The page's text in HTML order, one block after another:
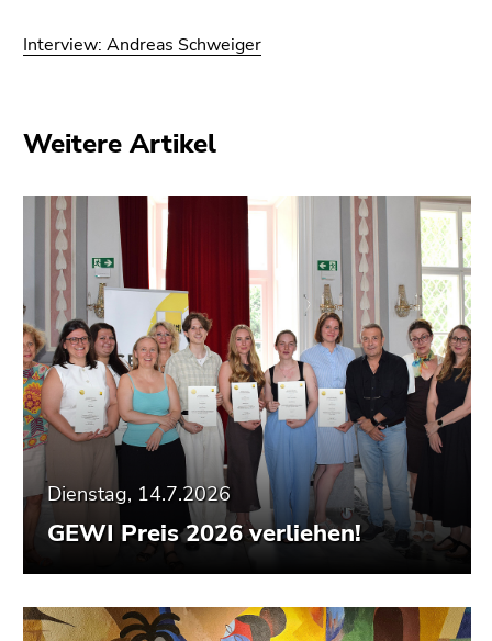
Interview: Andreas Schweiger
Weitere Artikel
Dienstag, 14.7.2026
GEWI Preis 2026 verliehen!